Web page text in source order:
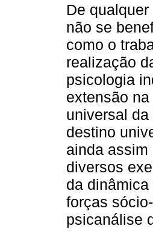
De
não se
como o
realização
psicologia
extensão
universal
destino
ainda assim
diversos
da
forças
psicanálise